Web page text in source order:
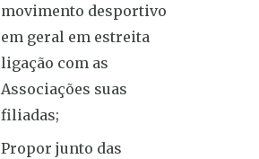
movimento desportivo
em geral em estreita
ligação com as
Associações suas
filiadas;
Propor junto das